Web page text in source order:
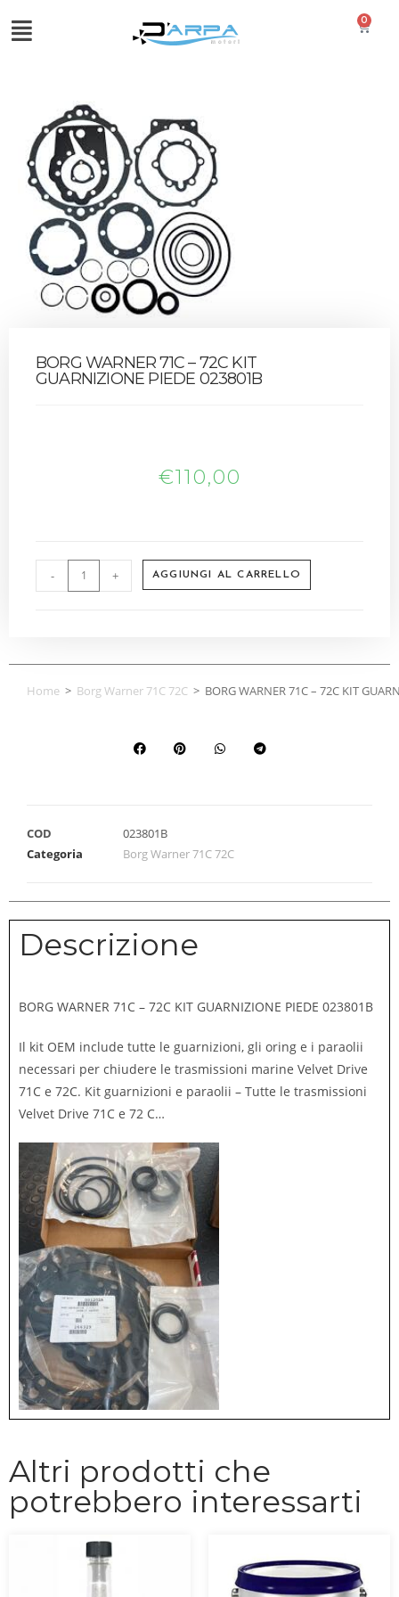
0
BORG WARNER 71C – 72C KIT
GUARNIZIONE PIEDE 023801B
€110,00
- + AGGIUNGI AL CARRELLO
Home > Borg Warner 71C 72C > BORG WARNER 71C – 72C KIT
COD
023801B
Categoria
Borg Warner 71C 72C
Descrizione
BORG WARNER 71C – 72C KIT GUARNIZIONE PIEDE 023801B
Il kit OEM include tutte le guarnizioni, gli oring e i paraolii
necessari per chiudere le trasmissioni marine Velvet Drive
71C e 72C. Kit guarnizioni e paraolii – Tutte le trasmissioni
Velvet Drive 71C e 72 C…
Altri prodotti che
potrebbero interessarti